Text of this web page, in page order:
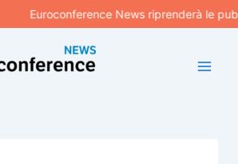
Euroconference News riprenderà le